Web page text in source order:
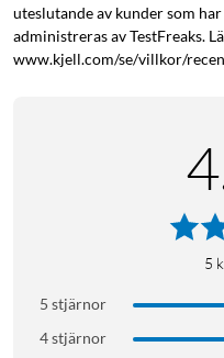
uteslutande av kunder som
administreras av TestFreaks.
www.kjell.com/se/villkor/
5
5 stjärnor
4 stjärnor